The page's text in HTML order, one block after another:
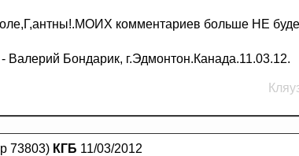
комментариев больше НЕ
Валерий Бондарик, г.Эдмонтон.Канада.11.03.12.
73803) КГБ 11/03/2012